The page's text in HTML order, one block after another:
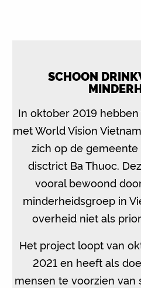
SCHOON
In oktober 2019
met World Vision
zich op de gemeente
disctrict Ba Thuoc.
vooral bewoond
minderheidsgroep in
overheid niet als
Het project loopt van
2021 en heeft als
mensen te voorzien